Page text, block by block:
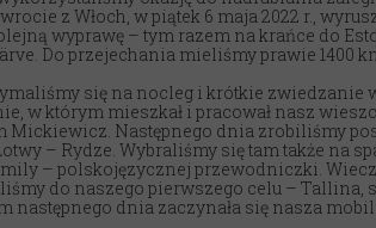
z Włoch, w piątek 6 maja 2022 r.,
wyprawę – tym razem na krańce do
Do przejechania mieliśmy prawie 1400
się na nocleg i krótkie zwiedzanie
w którym mieszkał i pracował nasz
Mickiewicz. Następnego dnia zrobiliśmy
– Rydze. Wybraliśmy się tam także na
– polskojęzycznej przewodniczki.
do naszego pierwszego celu – Tallina,
następnego dnia zaczynała się nasza
Nabór